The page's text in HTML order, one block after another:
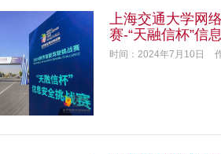
上海交通大学网
赛-“天融信杯”信
时间：2024年7月10日